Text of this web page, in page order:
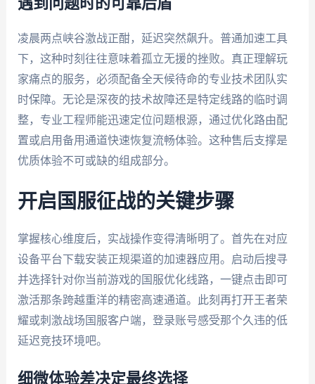
遇到问题时的可靠后盾
凌晨两点峡谷激战正酣，延迟突然飙升。普通加速工具
下，这种时刻往往意味着孤立无援的挫败。真正理解玩
家痛点的服务，必须配备全天候待命的专业技术团队实
时保障。无论是深夜的技术故障还是特定线路的临时调
整，专业工程师能迅速定位问题根源，通过优化路由配
置或启用备用通道快速恢复流畅体验。这种售后支撑是
优质体验不可或缺的组成部分。
开启国服征战的关键步骤
掌握核心维度后，实战操作变得清晰明了。首先在对应
设备平台下载安装正规渠道的加速器应用。启动后搜寻
并选择针对你当前游戏的国服优化线路，一键点击即可
激活那条跨越重洋的精密高速通道。此刻再打开王者荣
耀或刺激战场国服客户端，登录账号感受那个久违的低
延迟竞技环境吧。
细微体验差决定最终选择